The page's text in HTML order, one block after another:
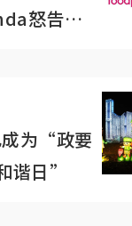
怒告
为“政要
谐日”